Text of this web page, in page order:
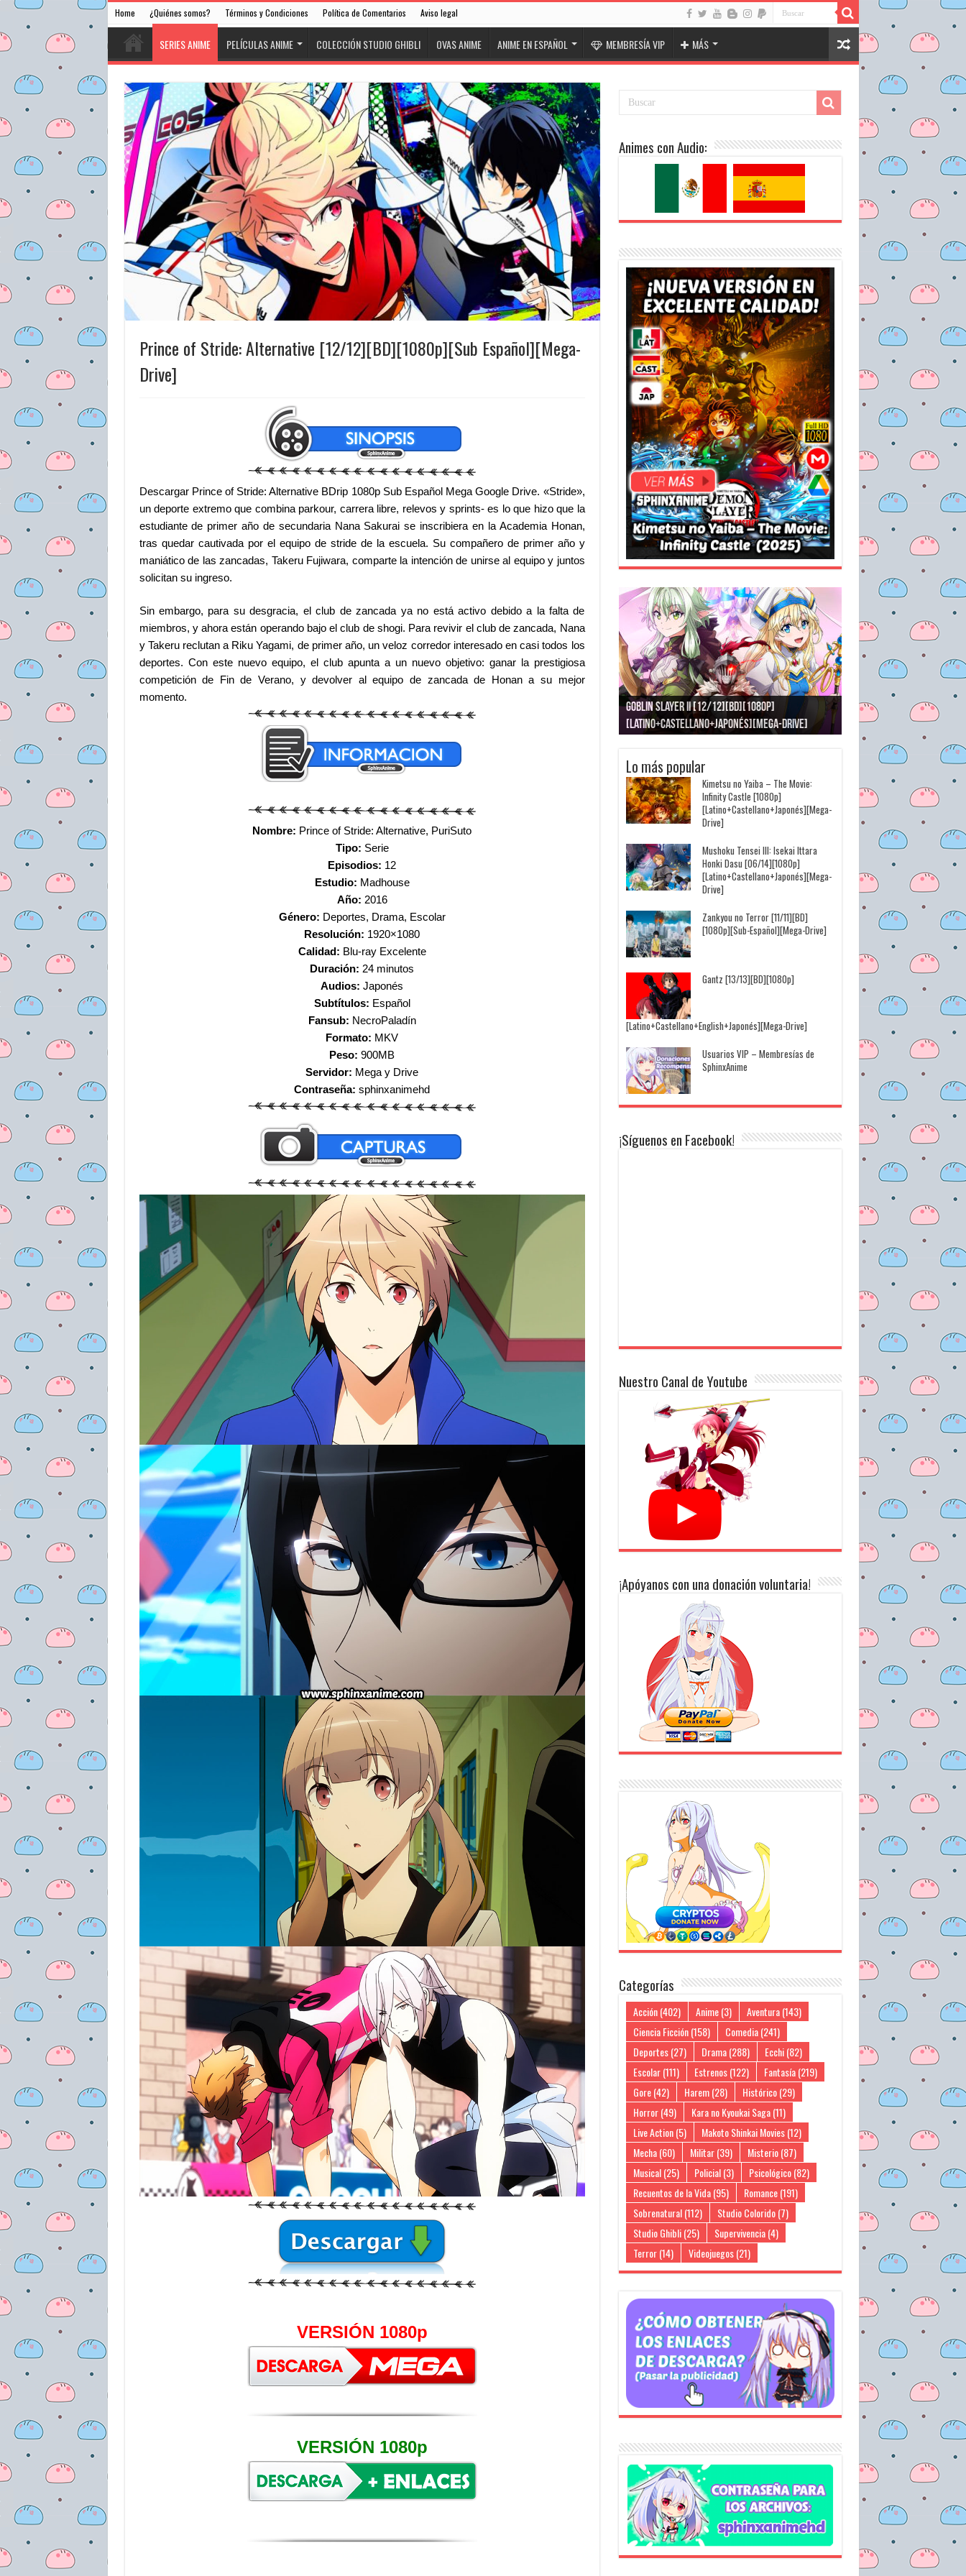
Home ¿Quiénes somos? Términos y Condiciones Política de Comentarios Aviso legal
SERIES ANIME PELÍCULAS ANIME COLECCIÓN STUDIO GHIBLI OVAS ANIME ANIME EN ESPAÑOL MEMBRESÍA VIP MÁS
Prince of Stride: Alternative [12/12][BD][1080p][Sub Español][Mega-
Drive]
Descargar Prince of Stride: Alternative BDrip 1080p Sub Español Mega Google Drive. «Stride»,
un deporte extremo que combina parkour, carrera libre, relevos y sprints- es lo que hizo que la
estudiante de primer año de secundaria Nana Sakurai se inscribiera en la Academia Honan,
tras quedar cautivada por el equipo de stride de la escuela. Su compañero de primer año y
maniático de las zancadas, Takeru Fujiwara, comparte la intención de unirse al equipo y juntos
solicitan su ingreso.
Sin embargo, para su desgracia, el club de zancada ya no está activo debido a la falta de
miembros, y ahora están operando bajo el club de shogi. Para revivir el club de zancada, Nana
y Takeru reclutan a Riku Yagami, de primer año, un veloz corredor interesado en casi todos los
deportes. Con este nuevo equipo, el club apunta a un nuevo objetivo: ganar la prestigiosa
competición de Fin de Verano, y devolver al equipo de zancada de Honan a su mejor
momento.
Nombre: Prince of Stride: Alternative, PuriSuto
Tipo: Serie
Episodios: 12
Estudio: Madhouse
Año: 2016
Género: Deportes, Drama, Escolar
Resolución: 1920×1080
Calidad: Blu-ray Excelente
Duración: 24 minutos
Audios: Japonés
Subtítulos: Español
Fansub: NecroPaladín
Formato: MKV
Peso: 900MB
Servidor: Mega y Drive
Contraseña: sphinxanimehd
VERSIÓN 1080p
VERSIÓN 1080p
Animes con Audio:
Goblin Slayer II [12/12][BD][1080p]
[Latino+Castellano+Japonés][Mega-Drive]
Jujutsu Kaisen: Kaigyoku/Gyokusetsu [1080p]
[Latino+Japonés][Mega-Drive]
Kimi to, Nami ni Noretara [BD][1080p]
[Latino+Castellano+Japonés][Mega-Drive]
Nukitashi the Animation [11/11+OVAS][BD]
[1080p][Sub-Español][Mega-Drive]
Kimi wa Houkago Insomnia [13/13][BD][1080p]
[Castellano+English+Japonés][Mega-Drive]
Getsuyoubi no Tawawa [12/12+Especiales][BD]
[1080p][Sub-Español][Mega-Drive]
Lo más popular
Kimetsu no Yaiba – The Movie:
Infinity Castle [1080p]
[Latino+Castellano+Japonés][Mega-
Drive]
Mushoku Tensei III: Isekai Ittara
Honki Dasu [06/14][1080p]
[Latino+Castellano+Japonés][Mega-
Drive]
Zankyou no Terror [11/11][BD]
[1080p][Sub-Español][Mega-Drive]
Gantz [13/13][BD][1080p]
[Latino+Castellano+English+Japonés][Mega-Drive]
Usuarios VIP – Membresías de
SphinxAnime
¡Síguenos en Facebook!
Nuestro Canal de Youtube
¡Apóyanos con una donación voluntaria!
Categorías
Acción(402) Anime(3) Aventura(143)
Ciencia Ficción(158) Comedia(241)
Deportes(27) Drama(288) Ecchi(82)
Escolar(111) Estrenos(122) Fantasía(219)
Gore(42) Harem(28) Histórico(29)
Horror(49) Kara no Kyoukai Saga(11)
Live Action(5) Makoto Shinkai Movies(12)
Mecha(60) Militar(39) Misterio(87)
Musical(25) Policial(3) Psicológico(82)
Recuentos de la Vida(95) Romance(191)
Sobrenatural(112) Studio Colorido(7)
Studio Ghibli(25) Supervivencia(4)
Terror(14) Videojuegos(21)